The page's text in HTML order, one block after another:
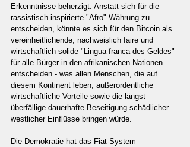
Erkenntnisse beherzigt. Anstatt sich für die
rassistisch inspirierte "Afro"-Währung zu
entscheiden, könnte es sich für den Bitcoin als
vereinheitlichende, nachweislich faire und
wirtschaftlich solide "Lingua franca des Geldes"
für alle Bürger in den afrikanischen Nationen
entscheiden - was allen Menschen, die auf
diesem Kontinent leben, außerordentliche
wirtschaftliche Vorteile sowie die längst
überfällige dauerhafte Beseitigung schädlicher
westlicher Einflüsse bringen würde.
Die Demokratie hat das Fiat-System